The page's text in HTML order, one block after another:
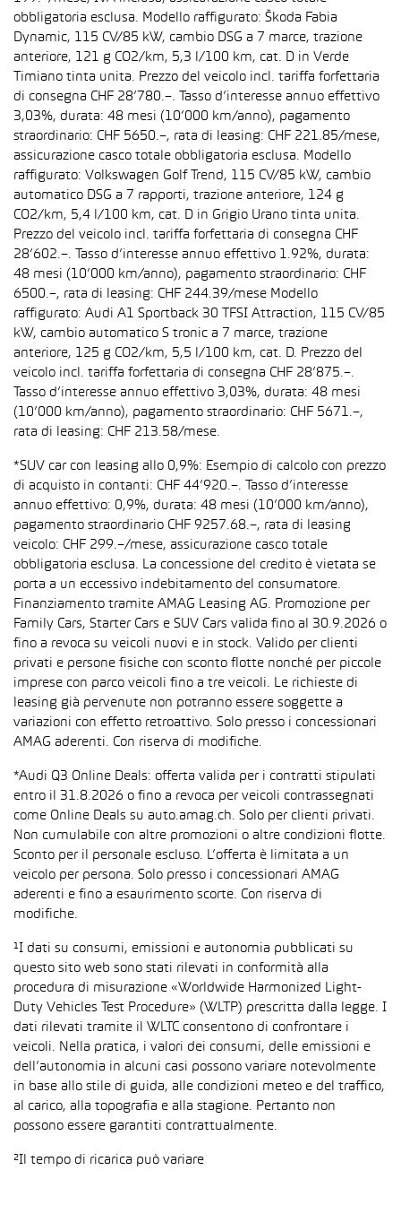
obbligatoria esclusa. Modello raffigurato: Škoda Fabia
Dynamic, 115 CV/85 kW, cambio DSG a 7 marce, trazione
anteriore, 121 g CO2/km, 5,3 l/100 km, cat. D in Verde
Timiano tinta unita. Prezzo del veicolo incl. tariffa forfettaria
di consegna CHF 28’780.–. Tasso d’interesse annuo effettivo
3,03%, durata: 48 mesi (10’000 km/anno), pagamento
straordinario: CHF 5650.–, rata di leasing: CHF 221.85/mese,
assicurazione casco totale obbligatoria esclusa. Modello
raffigurato: Volkswagen Golf Trend, 115 CV/85 kW, cambio
automatico DSG a 7 rapporti, trazione anteriore, 124 g
CO2/km, 5,4 l/100 km, cat. D in Grigio Urano tinta unita.
Prezzo del veicolo incl. tariffa forfettaria di consegna CHF
28’602.–. Tasso d’interesse annuo effettivo 1.92%, durata:
48 mesi (10’000 km/anno), pagamento straordinario: CHF
6500.–, rata di leasing: CHF 244.39/mese Modello
raffigurato: Audi A1 Sportback 30 TFSI Attraction, 115 CV/85
kW, cambio automatico S tronic a 7 marce, trazione
anteriore, 125 g CO2/km, 5,5 l/100 km, cat. D. Prezzo del
veicolo incl. tariffa forfettaria di consegna CHF 28’875.–.
Tasso d’interesse annuo effettivo 3,03%, durata: 48 mesi
(10’000 km/anno), pagamento straordinario: CHF 5671.–,
rata di leasing: CHF 213.58/mese.
*SUV car con leasing allo 0,9%: Esempio di calcolo con prezzo
di acquisto in contanti: CHF 44’920.–. Tasso d’interesse
annuo effettivo: 0,9%, durata: 48 mesi (10’000 km/anno),
pagamento straordinario CHF 9257.68.–, rata di leasing
veicolo: CHF 299.–/mese, assicurazione casco totale
obbligatoria esclusa. La concessione del credito è vietata se
porta a un eccessivo indebitamento del consumatore.
Finanziamento tramite AMAG Leasing AG. Promozione per
Family Cars, Starter Cars e SUV Cars valida fino al 30.9.2026 o
fino a revoca su veicoli nuovi e in stock. Valido per clienti
privati e persone fisiche con sconto flotte nonché per piccole
imprese con parco veicoli fino a tre veicoli. Le richieste di
leasing già pervenute non potranno essere soggette a
variazioni con effetto retroattivo. Solo presso i concessionari
AMAG aderenti. Con riserva di modifiche.
*Audi Q3 Online Deals: offerta valida per i contratti stipulati
entro il 31.8.2026 o fino a revoca per veicoli contrassegnati
come Online Deals su auto.amag.ch. Solo per clienti privati.
Non cumulabile con altre promozioni o altre condizioni flotte.
Sconto per il personale escluso. L’offerta è limitata a un
veicolo per persona. Solo presso i concessionari AMAG
aderenti e fino a esaurimento scorte. Con riserva di
modifiche.
¹I dati su consumi, emissioni e autonomia pubblicati su
questo sito web sono stati rilevati in conformità alla
procedura di misurazione «Worldwide Harmonized Light-
Duty Vehicles Test Procedure» (WLTP) prescritta dalla legge. I
dati rilevati tramite il WLTC consentono di confrontare i
veicoli. Nella pratica, i valori dei consumi, delle emissioni e
dell’autonomia in alcuni casi possono variare notevolmente
in base allo stile di guida, alle condizioni meteo e del traffico,
al carico, alla topografia e alla stagione. Pertanto non
possono essere garantiti contrattualmente.
²Il tempo di ricarica può variare